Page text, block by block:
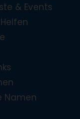
& Events
Namen